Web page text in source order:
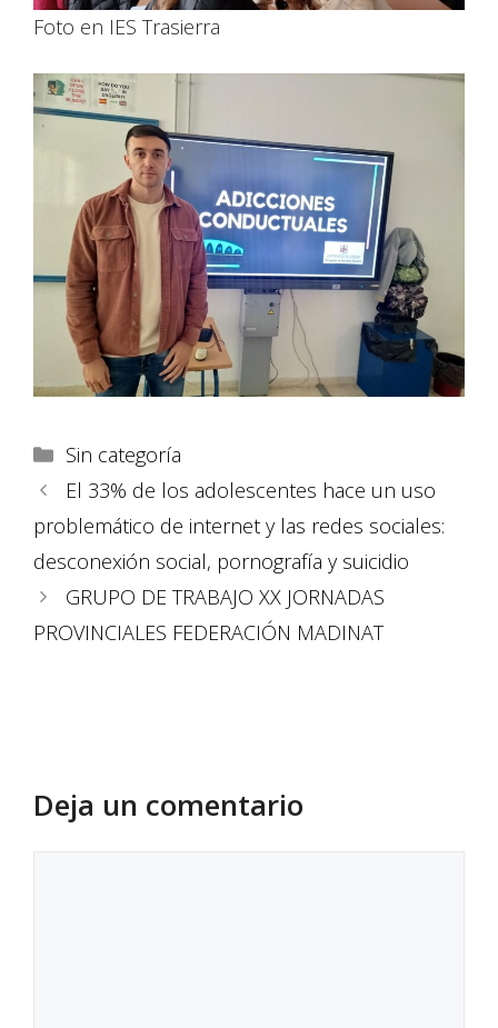
Foto en IES Trasierra
Sin categoría
El 33% de los adolescentes hace un uso
problemático de internet y las redes sociales:
desconexión social, pornografía y suicidio
GRUPO DE TRABAJO XX JORNADAS
PROVINCIALES FEDERACIÓN MADINAT
Deja un comentario